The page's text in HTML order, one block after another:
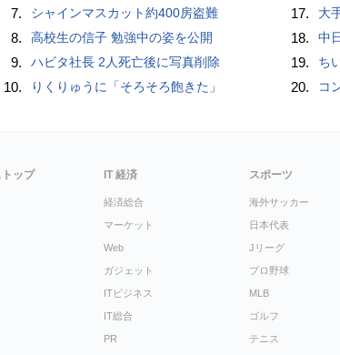
7. シャインマスカット約400房盗難
8. 高校生の信子 勉強中の姿を公開
9. ハビタ社長 2人死亡後に写真削除
10. りくりゅうに「そろそろ飽きた」
17. 大
18. 中
19. ち
20. コ
ップ IT 経済
経済総合
マーケット
Web
ガジェット
ITビジネス
IT総合
PR
スポーツ
海外サッカー
日本代表
Jリーグ
プロ野球
MLB
ゴルフ
テニス